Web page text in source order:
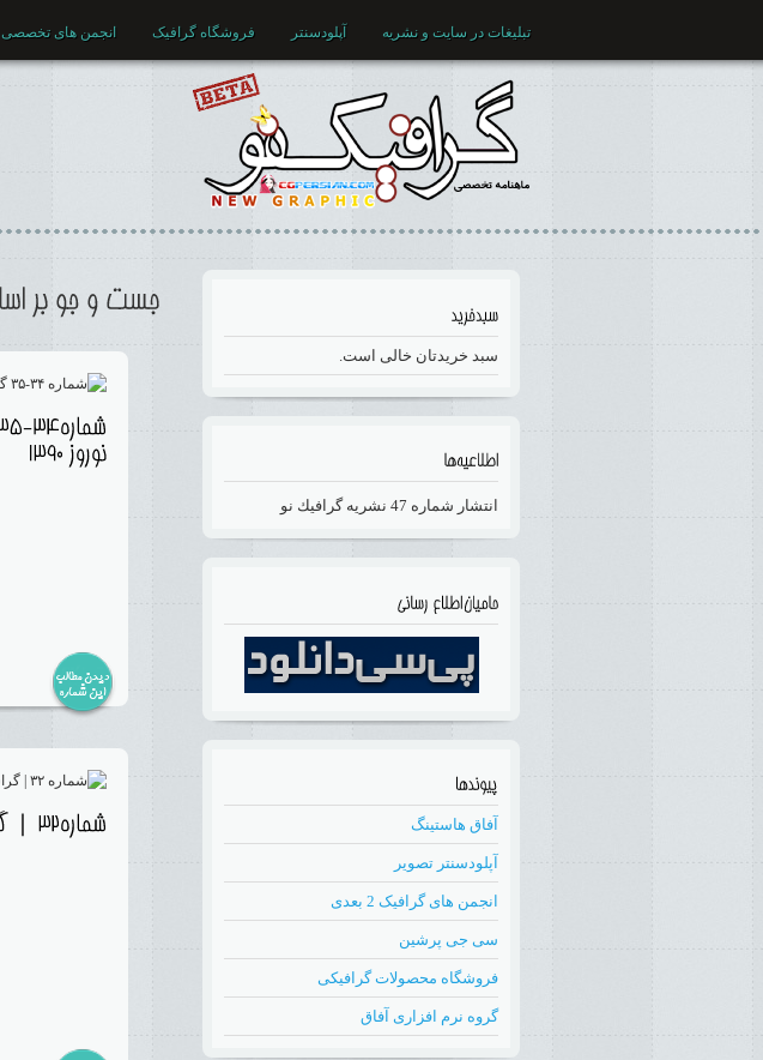
انجمن های تخصصی فروشگاه گرافیک آپلودسنتر تبلیغات در سایت و نشریه
سبد خریدتان خالی است.
انتشار شماره 47 نشريه گرافيك نو
آفاق هاستینگ
آپلودسنتر تصویر
انجمن های گرافیک 2 بعدی
سی جی پرشین
فروشگاه محصولات گرافیکی
گروه نرم افزاری آفاق